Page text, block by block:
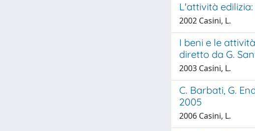
L'attività
2002 Casini, L.
I beni e le
diretto da G.
2003 Casini, L.
C. Barbati, G.
2005
2006 Casini, L.